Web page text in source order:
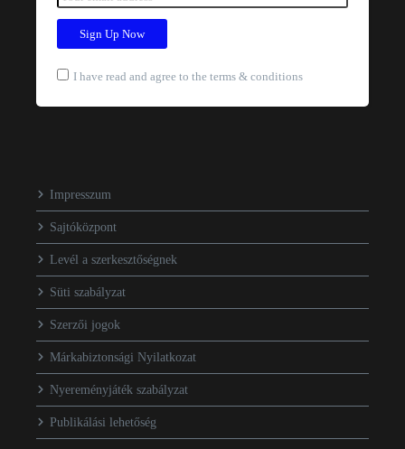
I have read and agree to the terms & conditions
Impresszum
Sajtóközpont
Levél a szerkesztőségnek
Süti szabályzat
Szerzői jogok
Márkabiztonsági Nyilatkozat
Nyereményjáték szabályzat
Publikálási lehetőség